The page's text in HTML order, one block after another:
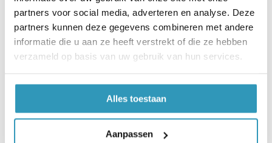
partners voor social media, adverteren en analyse. Deze
partners kunnen deze gegevens combineren met andere
informatie die u aan ze heeft verstrekt of die ze hebben
verzameld op basis van uw gebruik van hun services.
Alles toestaan
Aanpassen
worden.
20x23x1,5cm | SBR & EPDM
granulaatrubber | met facetrand |
zwart met 5% spikkel
Beschikbare sparkle kleuren : blauw | grijs
Dit
product